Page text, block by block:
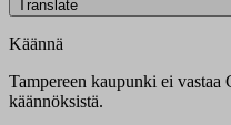
Translate
Käännä
Tampereen kaupunki ei vastaa
käännöksistä.